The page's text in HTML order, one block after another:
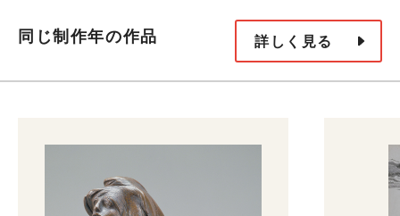
同じ制作年の作品 詳しく見る